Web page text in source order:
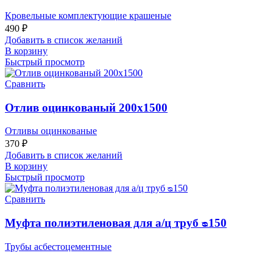
Кровельные комплектующие крашеные
490 ₽
Добавить в список желаний
В корзину
Быстрый просмотр
Сравнить
Отлив оцинкованый 200х1500
Отливы оцинкованые
370 ₽
Добавить в список желаний
В корзину
Быстрый просмотр
Сравнить
Муфта полиэтиленовая для а/ц труб ᴓ150
Трубы асбестоцементные